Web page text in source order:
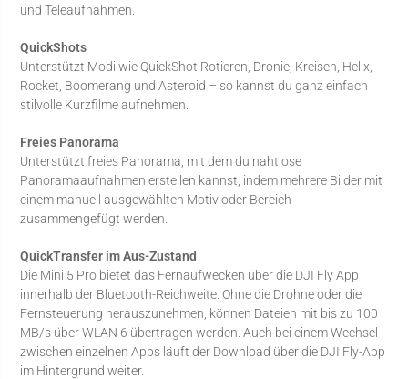
und Teleaufnahmen.
QuickShots
Unterstützt Modi wie QuickShot Rotieren, Dronie, Kreisen, Helix,
Rocket, Boomerang und Asteroid – so kannst du ganz einfach
stilvolle Kurzfilme aufnehmen.
Freies Panorama
Unterstützt freies Panorama, mit dem du nahtlose
Panoramaaufnahmen erstellen kannst, indem mehrere Bilder mit
einem manuell ausgewählten Motiv oder Bereich
zusammengefügt werden.
QuickTransfer im Aus-Zustand
Die Mini 5 Pro bietet das Fernaufwecken über die DJI Fly App
innerhalb der Bluetooth-Reichweite. Ohne die Drohne oder die
Fernsteuerung herauszunehmen, können Dateien mit bis zu 100
MB/s über WLAN 6 übertragen werden. Auch bei einem Wechsel
zwischen einzelnen Apps läuft der Download über die DJI Fly-App
im Hintergrund weiter.